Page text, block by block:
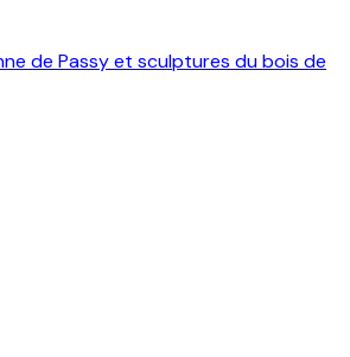
de Passy et sculptures du bois de